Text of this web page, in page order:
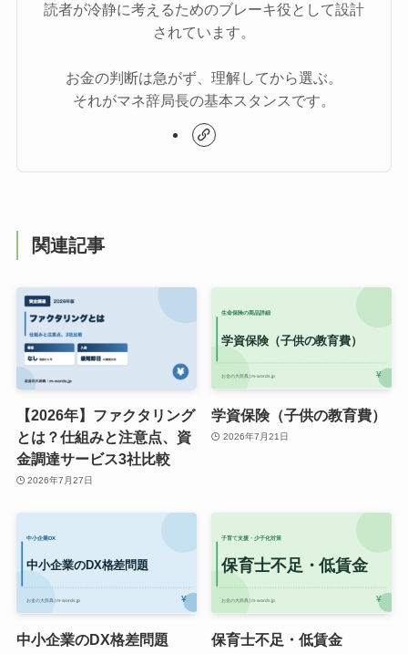
読者が冷静に考えるためのブレーキ役として設計
されています。
お金の判断は急がず、理解してから選ぶ。
それがマネ辞局長の基本スタンスです。
関連記事
【2026年】ファクタリング
とは？仕組みと注意点、資
金調達サービス3社比較
2026年7月27日
学資保険（子供の教育費）
2026年7月21日
中小企業のDX格差問題 保育士不足・低賃金